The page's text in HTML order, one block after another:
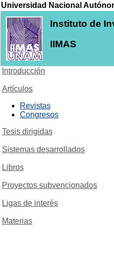
Universidad Nacional
Instituto de
IIMAS
Introducción
Artículos
Revistas
Congresos
Tesis dirigidas
Sistemas desarrollados
Libros
Proyectos subvencionados
Ligas de interés
Materias